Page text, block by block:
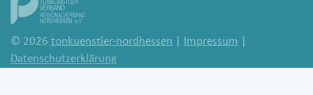
© 2026 tonkuenstler-nordhessen Impressum
Datenschutzerklärung